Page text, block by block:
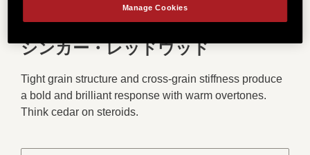
シンカー・レッドウッド
Tight grain structure and cross-grain stiffness produce
a bold and brilliant response with warm overtones.
Think cedar on steroids.
Manage Cookies